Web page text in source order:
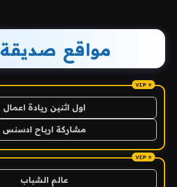
مواقع صديقة
اول اثنين ريادة اعمال
مشاركة ارباح ادسنس
عالم الشباب